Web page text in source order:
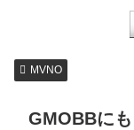
MVNO
GMOBBに